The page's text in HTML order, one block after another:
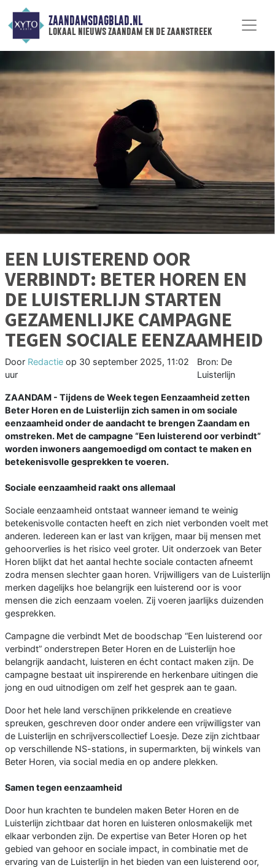
ZAANDAMSDAGBLAD.NL
lokaal nieuws zaandam en de zaanstreek
EEN LUISTEREND OOR
VERBINDT: BETER HOREN EN
DE LUISTERLIJN STARTEN
GEZAMENLIJKE CAMPAGNE
TEGEN SOCIALE EENZAAMHEID
Door Redactie op 30 september 2025, 11:02
uur
Bron: De
Luisterlijn
ZAANDAM - Tijdens de Week tegen Eenzaamheid zetten
Beter Horen en de Luisterlijn zich samen in om sociale
eenzaamheid onder de aandacht te brengen Zaandam en
omstreken. Met de campagne “Een luisterend oor verbindt”
worden inwoners aangemoedigd om contact te maken en
betekenisvolle gesprekken te voeren.
Sociale eenzaamheid raakt ons allemaal
Sociale eenzaamheid ontstaat wanneer iemand te weinig
betekenisvolle contacten heeft en zich niet verbonden voelt met
anderen. Iedereen kan er last van krijgen, maar bij mensen met
gehoorverlies is het risico veel groter. Uit onderzoek van Beter
Horen blijkt dat het aantal hechte sociale contacten afneemt
zodra mensen slechter gaan horen. Vrijwilligers van de Luisterlijn
merken dagelijks hoe belangrijk een luisterend oor is voor
mensen die zich eenzaam voelen. Zij voeren jaarlijks duizenden
gesprekken.
Campagne die verbindt Met de boodschap “Een luisterend oor
verbindt” onderstrepen Beter Horen en de Luisterlijn hoe
belangrijk aandacht, luisteren en écht contact maken zijn. De
campagne bestaat uit inspirerende en herkenbare uitingen die
jong en oud uitnodigen om zelf het gesprek aan te gaan.
Door het hele land verschijnen prikkelende en creatieve
spreuken, geschreven door onder andere een vrijwilligster van
de Luisterlijn en schrijverscollectief Loesje. Deze zijn zichtbaar
op verschillende NS-stations, in supermarkten, bij winkels van
Beter Horen, via social media en op andere plekken.
Samen tegen eenzaamheid
Door hun krachten te bundelen maken Beter Horen en de
Luisterlijn zichtbaar dat horen en luisteren onlosmakelijk met
elkaar verbonden zijn. De expertise van Beter Horen op het
gebied van gehoor en sociale impact, in combinatie met de
ervaring van de Luisterlijn in het bieden van een luisterend oor,